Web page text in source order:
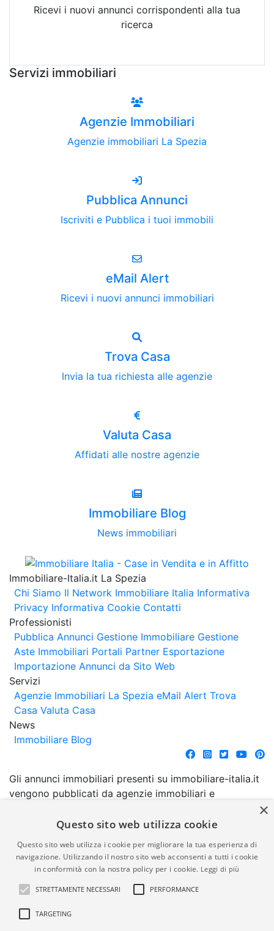
Ricevi i nuovi annunci corrispondenti alla tua
ricerca
Servizi immobiliari
Agenzie Immobiliari
Agenzie immobiliari La Spezia
Pubblica Annunci
Iscriviti e Pubblica i tuoi immobili
eMail Alert
Ricevi i nuovi annunci immobiliari
Trova Casa
Invia la tua richiesta alle agenzie
Valuta Casa
Affidati alle nostre agenzie
Immobiliare Blog
News immobiliari
Immobiliare-Italia.it La Spezia
Chi Siamo Il Network Immobiliare Italia Informativa
Privacy Informativa Cookie Contatti
Professionisti
Pubblica Annunci Gestione Immobiliare Gestione
Aste Immobiliari Portali Partner Esportazione
Importazione Annunci da Sito Web
Servizi
Agenzie Immobiliari La Spezia eMail Alert Trova
Casa Valuta Casa
News
Immobiliare Blog
Gli annunci immobiliari presenti su immobiliare-italia.it
vengono pubblicati da agenzie immobiliari e
comporta l'approvazione o l'avallo da parte di
garanzia da parte di quest'ultima. immobiliare-italia.it
quindi non è responsabile della veridicità, della
correttezza, della completezza, della normativa in
materia di privacy e/o di alcun altro aspetto dei
suddetti annunci.
×
Questo sito web utilizza cookie
Questo sito web utilizza i cookie per migliorare la tua esperienza di
navigazione. Utilizzando il nostro sito web acconsenti a tutti i cookie
in conformità con la nostra policy per i cookie. Leggi di più
STRETTAMENTE NECESSARI PERFORMANCE
TARGETING